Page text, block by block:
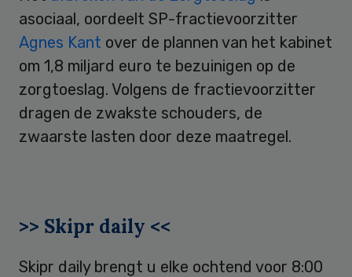
asociaal, oordeelt SP-fractievoorzitter
Agnes Kant over de plannen van het kabinet
om 1,8 miljard euro te bezuinigen op de
zorgtoeslag. Volgens de fractievoorzitter
dragen de zwakste schouders, de
zwaarste lasten door deze maatregel.
>> Skipr daily <<
Skipr daily brengt u elke ochtend voor 8:00